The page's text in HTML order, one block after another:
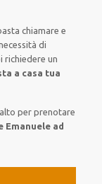
chiamare e
di
richiedere un
a casa tua
per prenotare
Emanuele ad